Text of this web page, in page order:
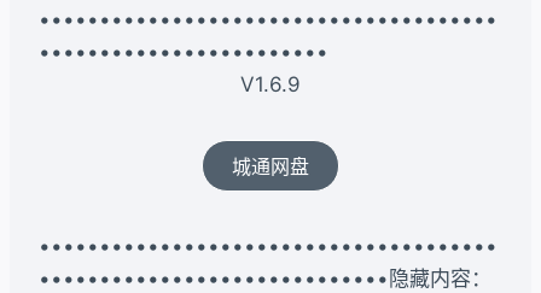
••••••••••••••••••••••••••••••••••••••
••••••••••••••••••••••••
V1.6.9
城通网盘
••••••••••••••••••••••••••••••••••••••
•••••••••••••••••••••••••••••隐藏内容：